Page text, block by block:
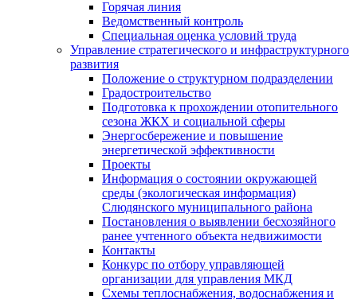
Горячая линия
Ведомственный контроль
Специальная оценка условий труда
Управление стратегического и инфраструктурного
развития
Положение о структурном подразделении
Градостроительство
Подготовка к прохождении отопительного
сезона ЖКХ и социальной сферы
Энергосбережение и повышение
энергетической эффективности
Проекты
Информация о состоянии окружающей
среды (экологическая информация)
Слюдянского муниципального района
Постановления о выявлении бесхозяйного
ранее учтенного объекта недвижимости
Контакты
Конкурс по отбору управляющей
организации для управления МКД
Схемы теплоснабжения, водоснабжения и